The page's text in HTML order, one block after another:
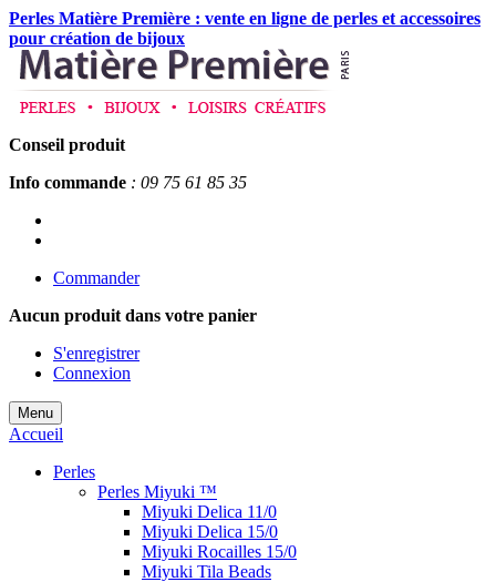
Perles Matière Première : vente en ligne de perles et accessoires
pour création de bijoux
Conseil produit
Info commande : 09 75 61 85 35
Commander
Aucun produit dans votre panier
S'enregistrer
Connexion
Menu
Accueil
Perles
Perles Miyuki ™
Miyuki Delica 11/0
Miyuki Delica 15/0
Miyuki Rocailles 15/0
Miyuki Tila Beads